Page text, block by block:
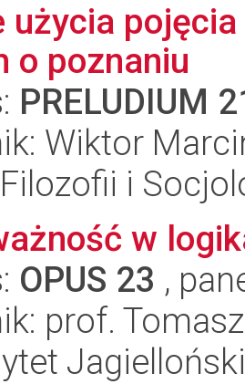
użycia
o poznaniu
PRELUDIUM
Wiktor
i
w
OPUS 23 ,
prof.